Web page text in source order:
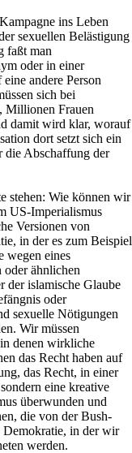
ins Leben
sexuellen Belästigung
faßt man
oder in einer
andere Person
sich bei
Millionen Frauen
damit wird klar, worauf
dort setzt sich ein
die Abschaffung der
stehen: Wie können wir
US-Imperialismus
Versionen von
in der es zum Beispiel
wegen eines
oder ähnlichen
der islamische Glaube
oder
sexuelle Nötigungen
Wir müssen
denen wirkliche
das Recht haben auf
das Recht, in einer
eine kreative
überwunden und
die von der Bush-
Demokratie, in der wir
werden.